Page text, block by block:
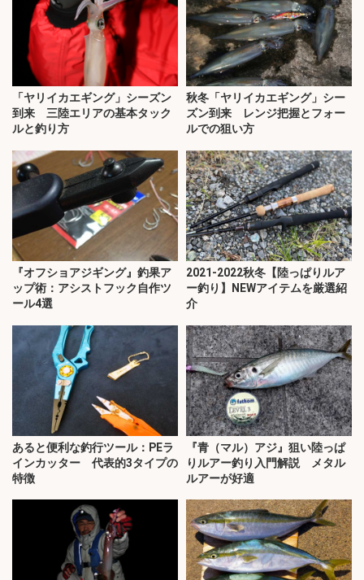
「ヤリイカエギング」シーズン
到来 三陸エリアの基本タック
ルと釣り方
秋冬「ヤリイカエギング」シー
ズン到来 レンジ把握とフォー
ルでの狙い方
『オフショアジギング』釣果ア
ップ術：アシストフック自作ツ
ール4選
2021-2022秋冬【陸っぱりルア
ー釣り】NEWアイテムを厳選紹
介
あると便利な釣行ツール：PEラ
インカッター 代表的3タイプの
特徴
『青（マル）アジ』狙い陸っぱ
りルアー釣り入門解説 メタル
ルアーが好適